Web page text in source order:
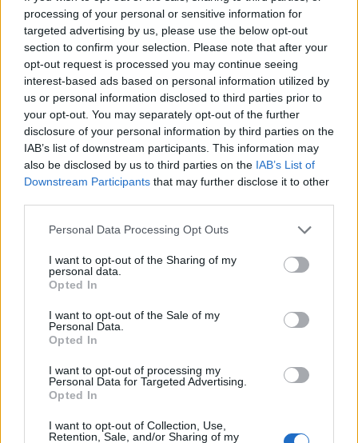
processing of your personal or sensitive information for
targeted advertising by us, please use the below opt-out
section to confirm your selection. Please note that after your
opt-out request is processed you may continue seeing
interest-based ads based on personal information utilized by
us or personal information disclosed to third parties prior to
your opt-out. You may separately opt-out of the further
disclosure of your personal information by third parties on the
IAB’s list of downstream participants. This information may
also be disclosed by us to third parties on the IAB’s List of
Downstream Participants that may further disclose it to other
Personal Data Processing Opt Outs
I want to opt-out of the Sharing of my
personal data.
Opted In
I want to opt-out of the Sale of my
Personal Data.
Opted In
I want to opt-out of processing my
Personal Data for Targeted Advertising.
Opted In
I want to opt-out of Collection, Use,
Retention, Sale, and/or Sharing of my
Presidente della Sidelmed SPA;
MARIO CAPUNZO – Prof. Ordinario di Igiene presso
l’Università degli studi di Salerno;
DOMENICO DELLA PORTA – Direttore Scientifico della
Sidelmed SPA e Direttore Editoriale del quotidiano On-line
HealthinSafetyNews-Sidelmed.it,
ARCANGELO SAGGESE TOZZI – Direttore del Dipartimento di
prevenzione ASL SALERNO;
ROCCO BASILE – Già Direttore Sanitario del Distretto di
Mercato San Severino ASL Salerno;
ANTONIO SOMMA – Sindaco del Comune di Mercato San